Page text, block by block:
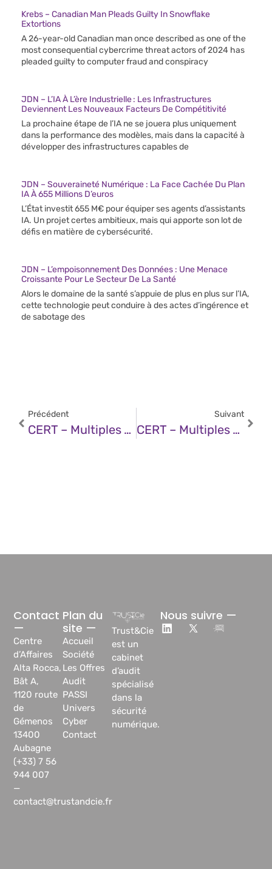
Krebs – Canadian Man Pleads Guilty In Snowflake
Extortions
A 26-year-old Canadian man once described as one of the
most consequential cybercrime threat actors of 2024 has
pleaded guilty to computer fraud and conspiracy
JDN – L’IA À L’ère Industrielle : Les Infrastructures
Deviennent Les Nouveaux Facteurs De Compétitivité
La prochaine étape de l’IA ne se jouera plus uniquement
dans la performance des modèles, mais dans la capacité à
développer des infrastructures capables de
JDN – Souveraineté Numérique : La Face Cachée Du Plan
IA À 655 Millions D’euros
L’État investit 655 M€ pour équiper ses agents d’assistants
IA. Un projet certes ambitieux, mais qui apporte son lot de
défis en matière de cybersécurité.
JDN – L’empoisonnement Des Données : Une Menace
Croissante Pour Le Secteur De La Santé
Alors le domaine de la santé s’appuie de plus en plus sur l’IA,
cette technologie peut conduire à des actes d’ingérence et
de sabotage des
Précédent
CERT – Multiples Vulnérabilités Dans Les Produits Fortinet (15 Janvier 2025)
Suivant
CERT – Multiples Vulnérabilités Dans Les Produits Moxa (15 Janvier 2025)
Trust&Cie
est un
cabinet
d’audit
spécialisé
dans la
sécurité
numérique.
Plan du
site —
Accueil
Société
Les Offres
Audit
PASSI
Univers
Cyber
Contact
Contact
—
Centre
d’Affaires
Alta Rocca,
Bât A,
1120 route
de
Gémenos
13400
Aubagne
(+33) 7 56
944 007
—
contact@trustandcie.fr
Nous suivre —